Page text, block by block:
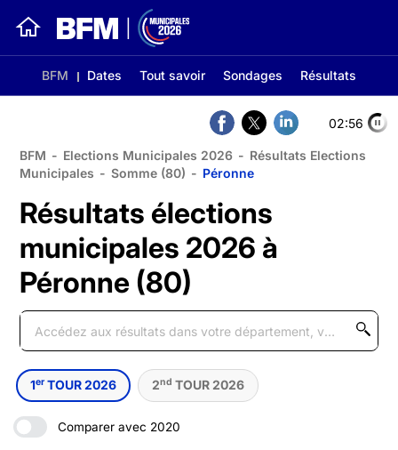
BFM Dates Tout savoir Sondages Résultats
02:56
BFM - Elections Municipales 2026 - Résultats Elections
Municipales - Somme (80) - Péronne
Résultats élections
municipales 2026 à
Péronne (80)
1er TOUR 2026 2nd TOUR 2026
Comparer avec 2020